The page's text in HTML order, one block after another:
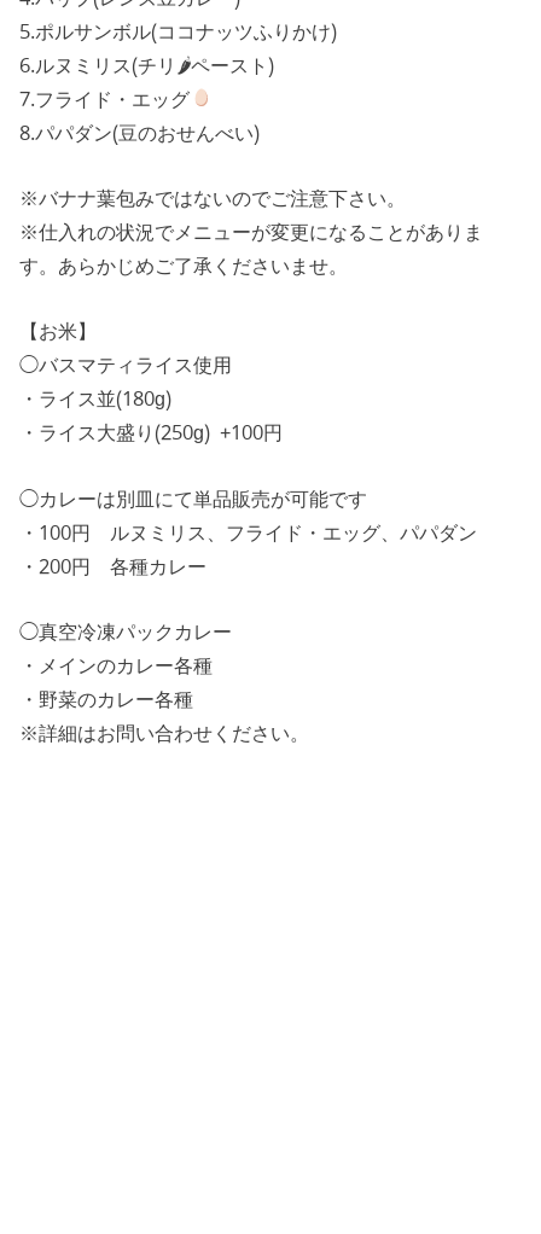
5.ポルサンボル(ココナッツふりかけ)
6.ルヌミリス(チリ🌶ペースト)
7.フライド・エッグ
8.パパダン(豆のおせんべい)
※バナナ葉包みではないのでご注意下さい。
※仕入れの状況でメニューが変更になることがありま
す。あらかじめご了承くださいませ。
【お米】
◯バスマティライス使用
・ライス並(180g)
・ライス大盛り(250g) +100円
◯カレーは別皿にて単品販売が可能です
・100円 ルヌミリス、フライド・エッグ、パパダン
・200円 各種カレー
◯真空冷凍パックカレー
・メインのカレー各種
・野菜のカレー各種
※詳細はお問い合わせください。